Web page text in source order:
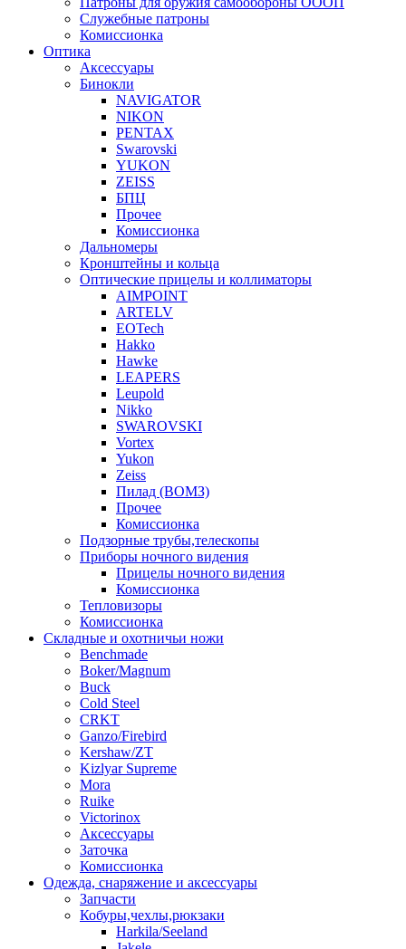
Служебные патроны
Комиссионка
Оптика
Аксессуары
Бинокли
NAVIGATOR
NIKON
PENTAX
Swarovski
YUKON
ZEISS
БПЦ
Прочее
Комиссионка
Дальномеры
Кронштейны и кольца
Оптические прицелы и коллиматоры
AIMPOINT
ARTELV
EOTech
Hakko
Hawke
LEAPERS
Leupold
Nikko
SWAROVSKI
Vortex
Yukon
Zeiss
Пилад (ВОМЗ)
Прочее
Комиссионка
Подзорные трубы,телескопы
Приборы ночного видения
Прицелы ночного видения
Комиссионка
Тепловизоры
Комиссионка
Складные и охотничьи ножи
Benchmade
Boker/Magnum
Buck
Cold Steel
CRKT
Ganzo/Firebird
Kershaw/ZT
Kizlyar Supreme
Mora
Ruike
Victorinox
Аксессуары
Заточка
Комиссионка
Одежда, снаряжение и аксессуары
Запчасти
Кобуры,чехлы,рюкзаки
Harkila/Seeland